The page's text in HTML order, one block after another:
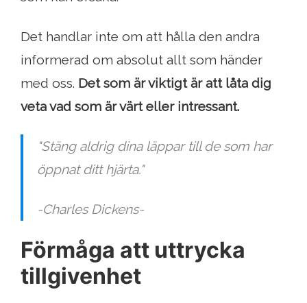
Det handlar inte om att hålla den andra
informerad om absolut allt som händer
med oss. Det som är viktigt är att låta dig
veta vad som är värt eller intressant.
"Stäng aldrig dina läppar till de som har
öppnat ditt hjärta."
-Charles Dickens-
Förmåga att uttrycka
tillgivenhet